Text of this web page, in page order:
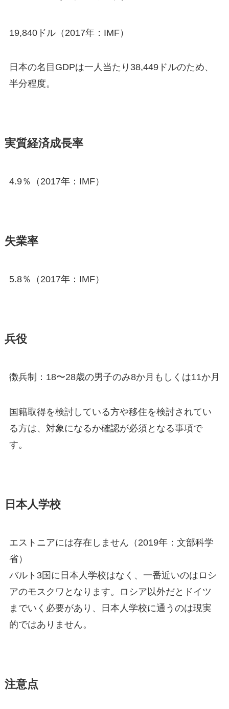
19,840ドル（2017年：IMF）
日本の名目GDPは一人当たり38,449ドルのため、
半分程度。
実質経済成長率
4.9％（2017年：IMF）
失業率
5.8％（2017年：IMF）
兵役
徴兵制：18〜28歳の男子のみ8か月もしくは11か月
国籍取得を検討している方や移住を検討されてい
る方は、対象になるか確認が必須となる事項で
す。
日本人学校
エストニアには存在しません（2019年：文部科学
省）
バルト3国に日本人学校はなく、一番近いのはロシ
アのモスクワとなります。ロシア以外だとドイツ
までいく必要があり、日本人学校に通うのは現実
的ではありません。
注意点